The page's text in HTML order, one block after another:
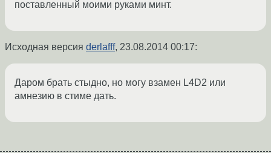
поставленный моими руками минт.
Исходная версия derlafff, 23.08.2014 00:17:
Даром брать стыдно, но могу взамен L4D2 или
амнезию в стиме дать.